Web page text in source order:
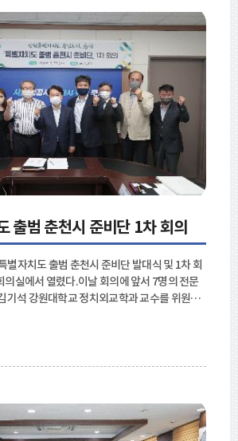
출범 춘천시 준비단 1차 회의
별자치도 출범 춘천시 준비단 발대식 및 1차 회
의실에서 열렸다.이날 회의에 앞서 7명의 전문
기석 강원대학교 정치외교학과 교수를 위원장
보아도 내용이 매우 빈약하다. 틀만 갖춰진 상
걸맞은 규제 완화와 같은 특례가 필요하다.
이다. 강원도와 상생하고 조화를 이루는 가운데
들을 준비해 나갈 예정이다.